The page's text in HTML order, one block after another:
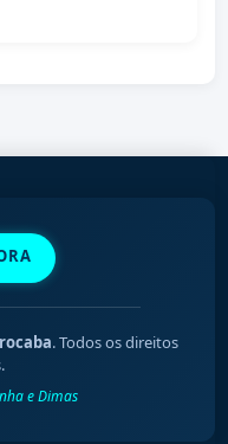
. Todos os direitos
e Dimas